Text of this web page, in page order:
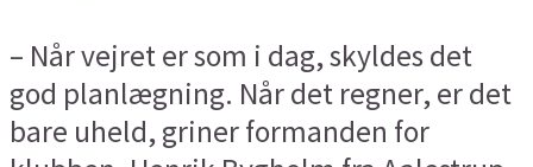
– Når vejret er som i dag, skyldes det
god planlægning. Når det regner, er det
bare uheld, griner formanden for